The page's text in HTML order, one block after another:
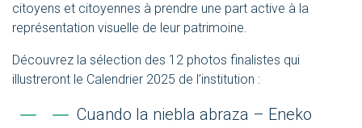
citoyens et citoyennes à prendre une part active à la
représentation visuelle de leur patrimoine.
Découvrez la sélection des 12 photos finalistes qui
illustreront le Calendrier 2025 de l’institution :
Cuando la niebla abraza – Eneko